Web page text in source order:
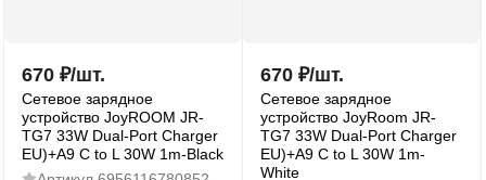
670 ₽/шт.
Сетевое зарядное
устройство JoyROOM JR-
TG7 33W Dual-Port Charger
EU)+A9 C to L 30W 1m-Black
670 ₽/шт.
Сетевое зарядное
устройство JoyRoom JR-
TG7 33W Dual-Port Charger
EU)+A9 C to L 30W 1m-
White